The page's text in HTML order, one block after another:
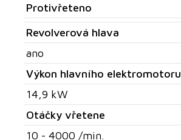
Protivřeteno
Revolverová hlava
ano
Výkon hlavního elektromotoru
14,9 kW
Otáčky vřetene
10 - 4000 /min.